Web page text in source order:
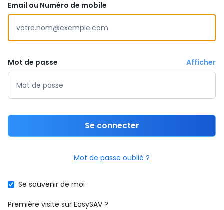
Email ou Numéro de mobile
Mot de passe Afficher
Se connecter
Mot de passe oublié ?
Se souvenir de moi
Première visite sur EasySAV ?